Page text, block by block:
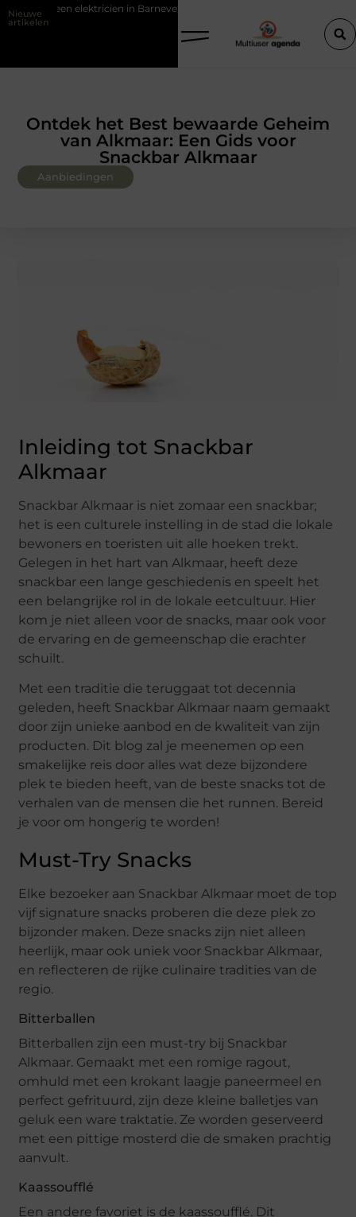
Nieuwe
artikelen
in Barneveld Van Lennep Kliniek: specialist in huidverbetering en
Ontdek het Best bewaarde Geheim
van Alkmaar: Een Gids voor
Snackbar Alkmaar
Aanbiedingen
Inleiding tot Snackbar
Alkmaar
Snackbar Alkmaar is niet zomaar een snackbar;
het is een culturele instelling in de stad die lokale
bewoners en toeristen uit alle hoeken trekt.
Gelegen in het hart van Alkmaar, heeft deze
snackbar een lange geschiedenis en speelt het
een belangrijke rol in de lokale eetcultuur. Hier
kom je niet alleen voor de snacks, maar ook voor
de ervaring en de gemeenschap die erachter
schuilt.
Met een traditie die teruggaat tot decennia
geleden, heeft Snackbar Alkmaar naam gemaakt
door zijn unieke aanbod en de kwaliteit van zijn
producten. Dit blog zal je meenemen op een
smakelijke reis door alles wat deze bijzondere
plek te bieden heeft, van de beste snacks tot de
verhalen van de mensen die het runnen. Bereid
je voor om hongerig te worden!
Must-Try Snacks
Elke bezoeker aan Snackbar Alkmaar moet de top
vijf signature snacks proberen die deze plek zo
bijzonder maken. Deze snacks zijn niet alleen
heerlijk, maar ook uniek voor Snackbar Alkmaar,
en reflecteren de rijke culinaire tradities van de
regio.
Bitterballen
Bitterballen zijn een must-try bij Snackbar
Alkmaar. Gemaakt met een romige ragout,
omhuld met een krokant laagje paneermeel en
perfect gefrituurd, zijn deze kleine balletjes van
geluk een ware traktatie. Ze worden geserveerd
met een pittige mosterd die de smaken prachtig
aanvult.
Kaassoufflé
Een andere favoriet is de kaassoufflé. Dit